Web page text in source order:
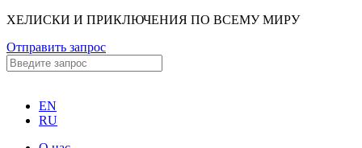
ХЕЛИСКИ И ПРИКЛЮЧЕНИЯ ПО ВСЕМУ МИРУ
Отправить запрос
EN
RU